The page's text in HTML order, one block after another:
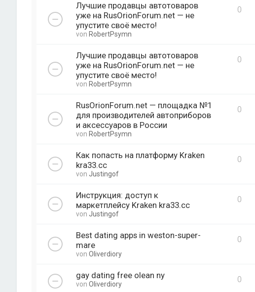
Лучшие продавцы автотоваров
уже на RusOrionForum.net — не
упустите своё место!
von RobertPsymn
0
Лучшие продавцы автотоваров
уже на RusOrionForum.net — не
упустите своё место!
von RobertPsymn
0
RusOrionForum.net — площадка №1
для производителей автоприборов
и аксессуаров в России
von RobertPsymn
0
Как попасть на платформу Kraken
kra33.cc
von Justingof
0
Инструкция: доступ к
маркетплейсу Kraken kra33.cc
von Justingof
0
Best dating apps in weston-super-
mare
von Oliverdiory
0
gay dating free olean ny
von Oliverdiory 0